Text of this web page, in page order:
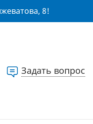
8!
Задать вопрос